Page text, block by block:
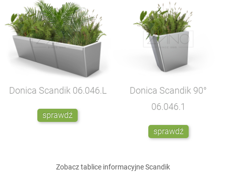
Donica Scandik 06.046.L
sprawdź
Donica Scandik 90°
06.046.1
sprawdź
Zobacztablice informacyjneScandik